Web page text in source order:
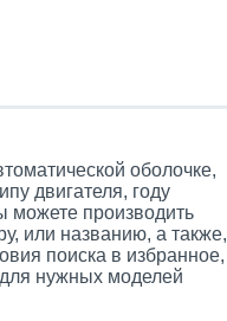
оболочке,
двигателя, году
производить
или названию, а также,
поиска в избранное,
нужных моделей